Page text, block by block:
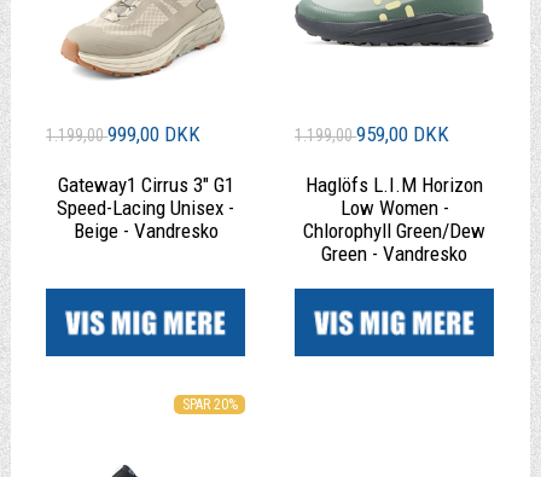
1.199,00999,00 DKK
Gateway1 Cirrus 3" G1
Speed-Lacing Unisex -
Beige - Vandresko
1.199,00959,00 DKK
Haglöfs L.I.M Horizon
Low Women -
Chlorophyll Green/Dew
Green - Vandresko
SPAR 20%